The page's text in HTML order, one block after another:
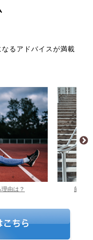
るアドバイスが満載
うなる？ 筋トレ